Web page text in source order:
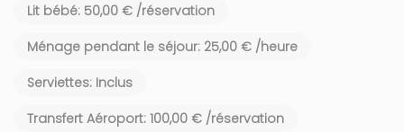
Lit bébé: 50,00 € /réservation
Ménage pendant le séjour: 25,00 € /heure
Serviettes: Inclus
Transfert Aéroport: 100,00 € /réservation